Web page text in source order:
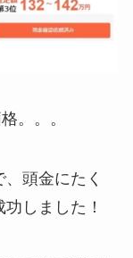
。。。
頭金にたく
しました！